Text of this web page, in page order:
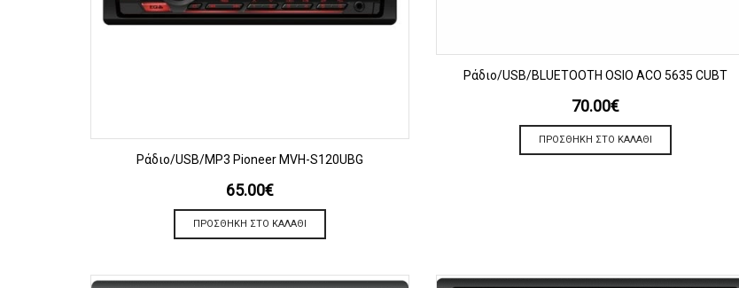
ΠΡΟΒΟΛΗ
Ράδιο/USB/MP3 Pioneer MVH-S120UBG
65.00€
ΠΡΟΣΘΉΚΗ ΣΤΟ ΚΑΛΆΘΙ
ΠΡΟΒΟΛΗ
Ράδιο/USB/BLUETOOTH OSIO ACO 5635 CUBT
70.00€
ΠΡΟΣΘΉΚΗ ΣΤΟ ΚΑΛΆΘΙ